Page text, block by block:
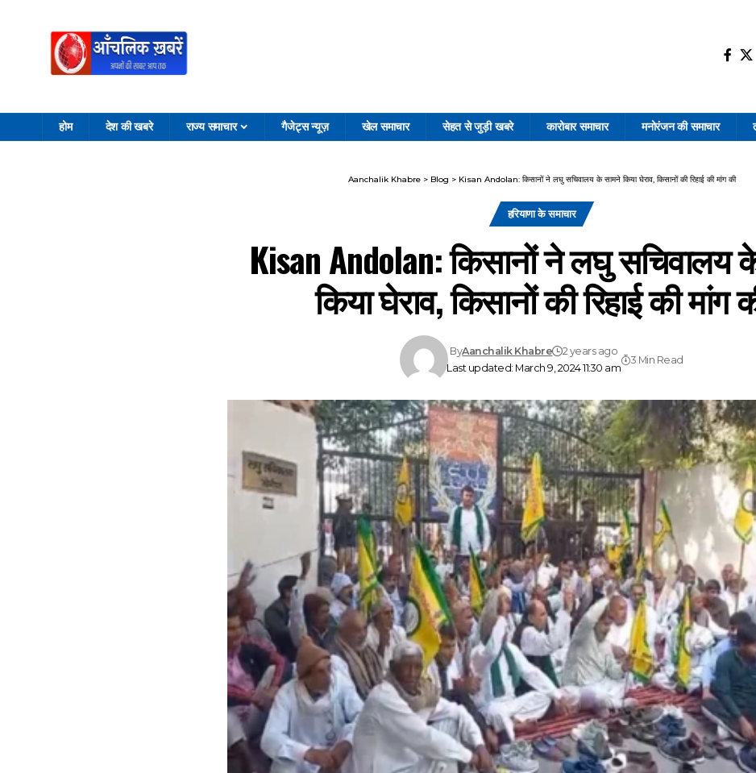
होम देश की खबरे राज्य समाचार गैजेट्स न्यूज़ खेल समाचार सेहत से जुड़ी खबरे कारोबार समाचार मनोरंजन की समाचार
Aanchalik Khabre> Blog > Kisan Andolan: किसानों ने लघु सचिवालय के सामने किया घेराव, किसानों की रिहाई की मांग की
हरियाणा के समाचार
Kisan Andolan: किसानों ने लघु सचिवालय
किया घेराव, किसानों की रिहाई की मांग
Last updated: March 9, 2024 11:30 am
ByAanchalik Khabre 2 years ago
3 Min Read